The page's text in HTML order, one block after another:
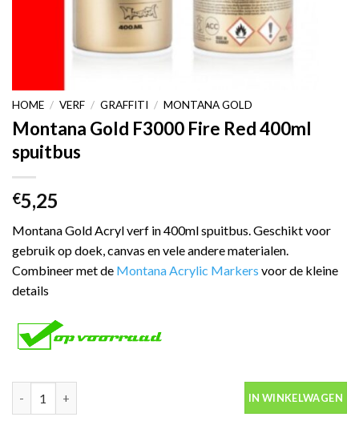
HOME / VERF / GRAFFITI / MONTANA GOLD
Montana Gold F3000 Fire Red 400ml
spuitbus
€5,25
Montana Gold Acryl verf in 400ml spuitbus. Geschikt voor
gebruik op doek, canvas en vele andere materialen.
Combineer met de Montana Acrylic Markers voor de kleine
details
Montana Gold F3000 Fire Red 400ml spuitbus aantal
IN WINKELWAGEN